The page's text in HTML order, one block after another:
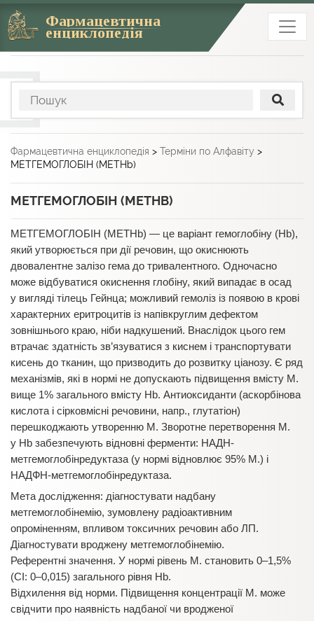
Фармацевтична
енциклопедія
Фармацевтична енциклопедія > Терміни по Алфавіту >
МЕТГЕМОГЛОБІН (МЕTHb)
МЕТГЕМОГЛОБІН (МЕTHB)
МЕТГЕМОГЛОБІН (МЕTHb) — це варіант гемоглобіну (Нb),
який утворюється при дії речовин, що окиснюють
двовалентне залізо гема до тривалентного. Одночасно
може відбуватися окиснення глобіну, який випадає в осад
у вигляді тілець Гейнца; можливий гемоліз із появою в крові
характерних еритроцитів із напівкруглим дефектом
зовнішнього краю, ніби надкушений. Внаслідок цього гем
втрачає здатність зв’язуватися з киснем і транспортувати
кисень до тканин, що призводить до розвит­ку ціанозу. Є ряд
механізмів, які в нормі не допускають підвищення вмісту М.
вище 1% загального вмісту Нb. Антиоксиданти (аскорбінова
кислота і сірковмісні речовини, напр., глутатіон)
перешкоджають утворенню М. Зворотне перетворення М.
у Нb забезпечують відновні ферменти: НАДН-
метгемоглобінредуктаза (у нормі відновлює 95% М.) і
НАДФН-метгемоглобінредуктаза.
Мета дослідження: діагностувати надбану
метгемоглобінемію, зумовлену радіоактивним
опроміненням, впливом токсичних речовин або ЛП.
Діагностувати вроджену метгемоглобінемію.
Референтні значення. У нормі рівень М. становить 0–1,5%
(СІ: 0–0,015) загального рівня Нb.
Відхилення від норми. Підвищення концентрації М. може
свідчити про наявність надбаної чи вродженої